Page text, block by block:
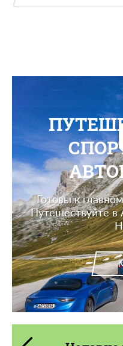
Готовы к
Путешествуйте